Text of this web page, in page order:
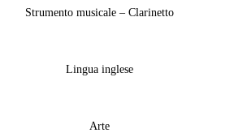
Strumento musicale – Clarinetto
Lingua inglese
Arte